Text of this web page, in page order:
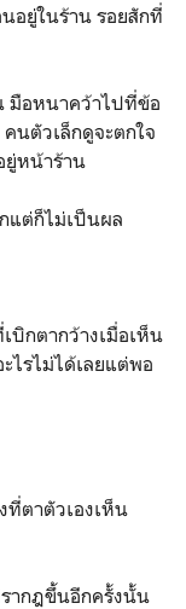
อยู่ในร้าน รอยสักที่
มือหนาคว้าไปที่ข้อ
นตัวเล็กดูจะตกใจ
หน้าร้าน
แต่ก็ไม่เป็นผล
บิกตากว้างเมื่อเห็น
ไรไม่ได้เลยแต่พอ
ที่ตาตัวเองเห็น
รากฎขึ้นอีกครั้งนั้น